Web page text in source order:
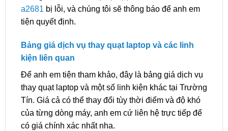
a2681 bị lỗi, và chúng tôi sẽ thông báo để anh em
tiện quyết định.
Bảng giá dịch vụ thay quạt laptop và các linh
kiện liên quan
Để anh em tiện tham khảo, đây là bảng giá dịch vụ
thay quạt laptop và một số linh kiện khác tại Trường
Tín. Giá cả có thể thay đổi tùy thời điểm và độ khó
của từng dòng máy, anh em cứ liên hệ trực tiếp để
có giá chính xác nhất nha.